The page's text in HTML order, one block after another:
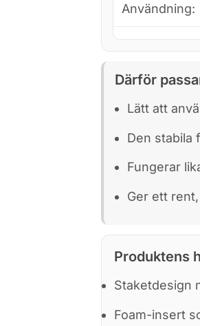
Användning:
Därför
Lätt att
Den stabila
Fungerar
Ger ett
Produktens
Staketdesign
Foam-insert